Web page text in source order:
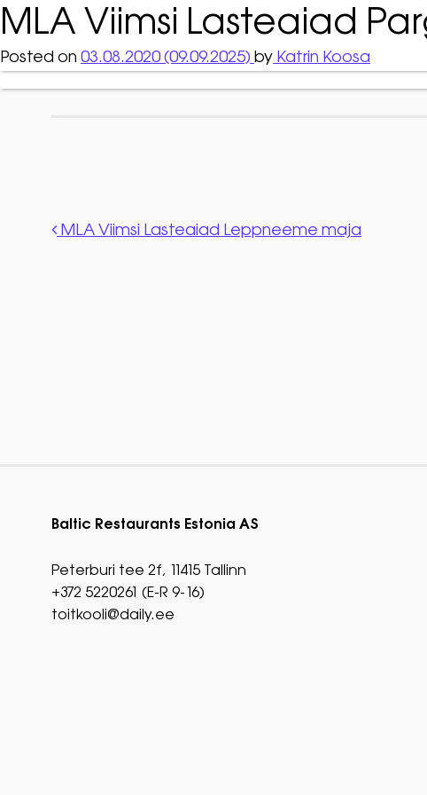
MLA Viimsi Lasteaiad
Posted on 03.08.2020(09.09.2025) by Katrin Koosa
Post navigation
MLA Viimsi Lasteaiad Leppneeme maja
Baltic Restaurants Estonia AS
Peterburi tee 2f, 11415 Tallinn
+372 5220261 (E-R 9-16)
toitkooli@daily.ee